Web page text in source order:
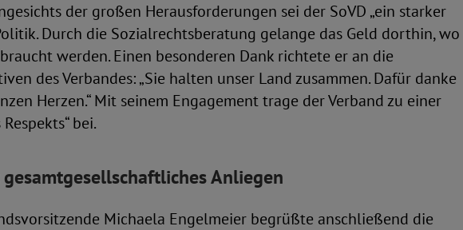
der großen Herausforderungen sei der SoVD „ein starker
Durch die Sozialrechtsberatung gelange das Geld dorthin, wo
werden. Einen besonderen Dank richtete er an die
des Verbandes: „Sie halten unser Land zusammen. Dafür danke
Herzen.“ Mit seinem Engagement trage der Verband zu einer
bei.
Anliegen
Michaela Engelmeier begrüßte anschließend die